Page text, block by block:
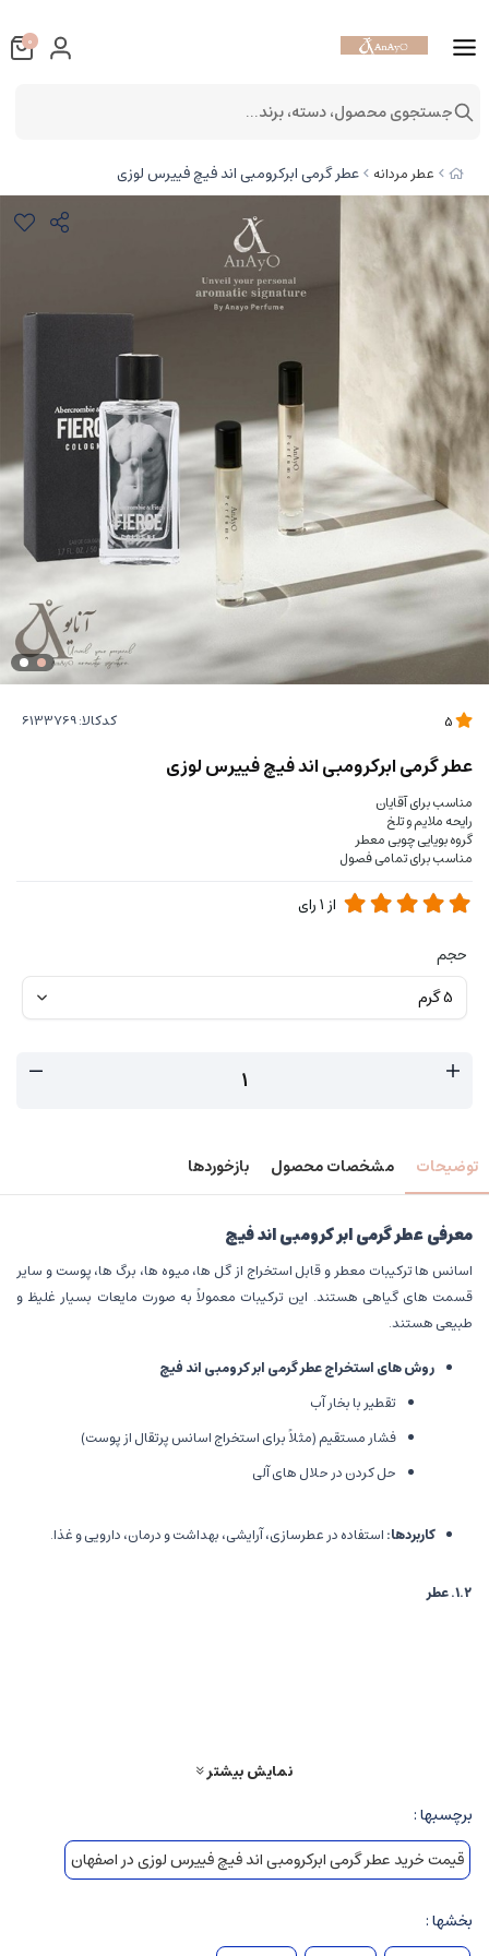
عطر مردانه عطر گرمی ابرکرومبی اند فیچ فییرس لوزی
کدکالا:
عطر گرمی ابرکرومبی اند فیچ فییرس لوزی
مناسب برای آقایان
رایحه ملایم و تلخ
گروه بویایی چوبی معطر
مناسب برای تمامی فصول
از 1رای
حجم
توضیحات مشخصات محصول بازخوردها
معرفی عطر گرمی ابر کرومبی اند فیچ
اسانس ها ترکیبات معطر و قابل استخراج از گل ها، میوه ها، برگ ها، پوست و سایر
قسمت های گیاهی هستند. این ترکیبات معمولاً به صورت مایعات بسیار غلیظ و
طبیعی هستند.
روش های استخراج عطر گرمی ابر کرومبی اند فیچ
تقطیر با بخار آب
فشار مستقیم (مثلاً برای استخراج اسانس پرتقال از پوست)
حل کردن در حلال های آلی
کاربردها:استفاده در عطرسازی، آرایشی، بهداشت و درمان، دارویی و غذا.
۱.۲.عطر
ادوتویلت (Eau de Toilette): ۵-۱۵٪ اسانس
ادکلن (Eau de Cologne): ۳-۵٪ اسانس
نمایش بیشتر
برچسبها :
قیمت خرید عطر گرمی ابرکرومبی اند فیچ فییرس لوزی در اصفهان
بخشها :
0
جستجوی محصول، دسته، برند...